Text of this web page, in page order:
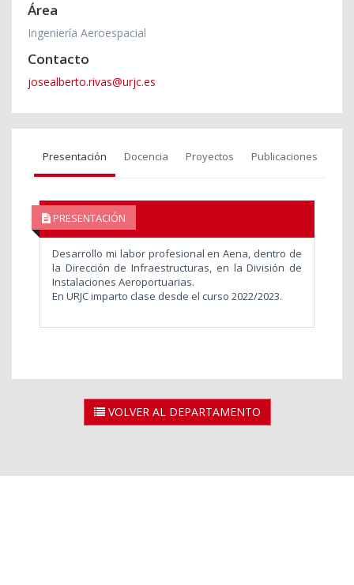
Área
Ingeniería Aeroespacial
Contacto
josealberto.rivas@urjc.es
Presentación Docencia Proyectos Publicaciones
PRESENTACIÓN
Desarrollo mi labor profesional en Aena, dentro de
la Dirección de Infraestructuras, en la División de
Instalaciones Aeroportuarias.
En URJC imparto clase desde el curso 2022/2023.
VOLVER AL DEPARTAMENTO